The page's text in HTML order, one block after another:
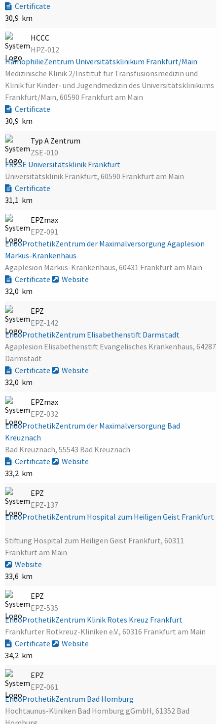
Certificate
30,9 km
HCCC
HPZ-012
HämophilieZentrum Universitätsklinikum Frankfurt/Main
Medizinische Klinik 2/Institut für Transfusionsmedizin und
Klinik für Kinder- und Jugendmedizin des Universitätsklinikums
Frankfurt/Main, 60590 Frankfurt am Main
Certificate
30,9 km
Typ A Zentrum
ZSE-010
FRZSE Universitätsklinik Frankfurt
Universitätsklinik Frankfurt, 60590 Frankfurt am Main
Certificate
31,1 km
EPZmax
EPZ-091
EndoProthetikZentrum der Maximalversorgung Agaplesion
Markus-Krankenhaus
Agaplesion Markus-Krankenhaus, 60431 Frankfurt am Main
Certificate
Website
32,0 km
EPZ
EPZ-142
EndoProthetikZentrum Elisabethenstift Darmstadt
Agaplesion Elisabethenstift Evangelisches Krankenhaus, 64287
Darmstadt
Certificate
Website
32,0 km
EPZmax
EPZ-032
EndoProthetikZentrum der Maximalversorgung Bad
Kreuznach
Bad Kreuznach, 55543 Bad Kreuznach
Certificate
Website
33,2 km
EPZ
EPZ-137
EndoProthetikZentrum Hospital zum Heiligen Geist Frankfurt
Stiftung Hospital zum Heiligen Geist Frankfurt, 60311
Frankfurt am Main
Website
33,6 km
EPZ
EPZ-535
EndoProthetikZentrum Klinik Rotes Kreuz Frankfurt
Frankfurter Rotkreuz-Kliniken e.V., 60316 Frankfurt am Main
Certificate
Website
34,2 km
EPZ
EPZ-061
EndoProthetikZentrum Bad Homburg
Hochtaunus-Kliniken Bad Homburg gGmbH, 61352 Bad